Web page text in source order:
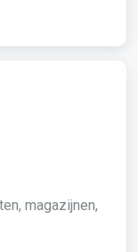
magazijnen,